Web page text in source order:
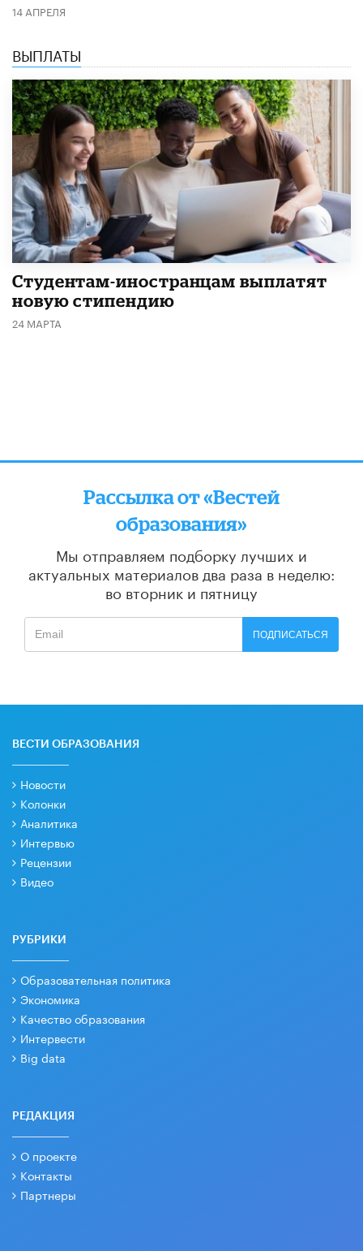
14 АПРЕЛЯ
ВЫПЛАТЫ
Студентам-иностранцам выплатят
новую стипендию
24 МАРТА
Рассылка от «Вестей
образования»
Мы отправляем подборку лучших и
актуальных материалов два раза в неделю:
во вторник и пятницу
ПОДПИСАТЬСЯ
ВЕСТИ ОБРАЗОВАНИЯ
Новости
Колонки
Аналитика
Интервью
Рецензии
Видео
РУБРИКИ
Образовательная политика
Экономика
Качество образования
Интервести
Big data
РЕДАКЦИЯ
О проекте
Контакты
Партнеры